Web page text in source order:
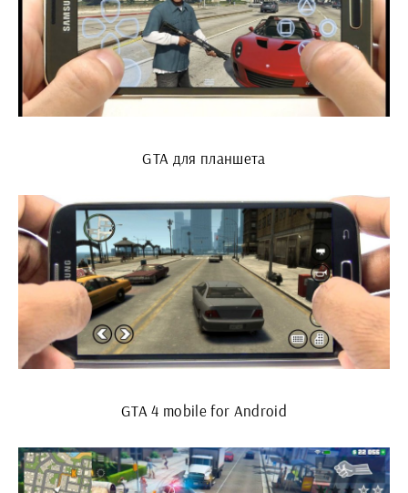
GTA для планшета
GTA 4 mobile for Android